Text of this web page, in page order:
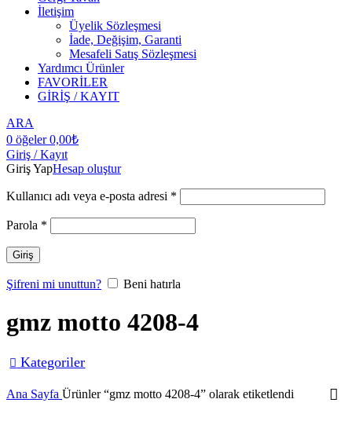
İletişim
Üyelik Sözleşmesi
İade, Değişim, Garanti
Mesafeli Satış Sözleşmesi
Yardımcı Ürünler
FAVORİLER
GİRİŞ / KAYIT
ARA
0 öğeler 0,00₺
Giriş / Kayıt
Giriş YapHesap oluştur
Kullanıcı adı veya e-posta adresi *
Parola *
Giriş
Şifreni mi unuttun? Beni hatırla
gmz motto 4208-4
Kategoriler
Ana Sayfa Ürünler “gmz motto 4208-4” olarak etiketlendi